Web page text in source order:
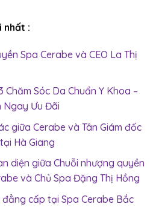
nhất :
Spa Cerabe và CEO La Thị
Chăm Sóc Da Chuẩn Y Khoa –
Ngay Ưu Đãi
giữa Cerabe và Tân Giám đốc
Hà Giang
diện giữa Chuỗi nhượng quyền
và Chủ Spa Đặng Thị Hồng
cấp tại Spa Cerabe Bắc